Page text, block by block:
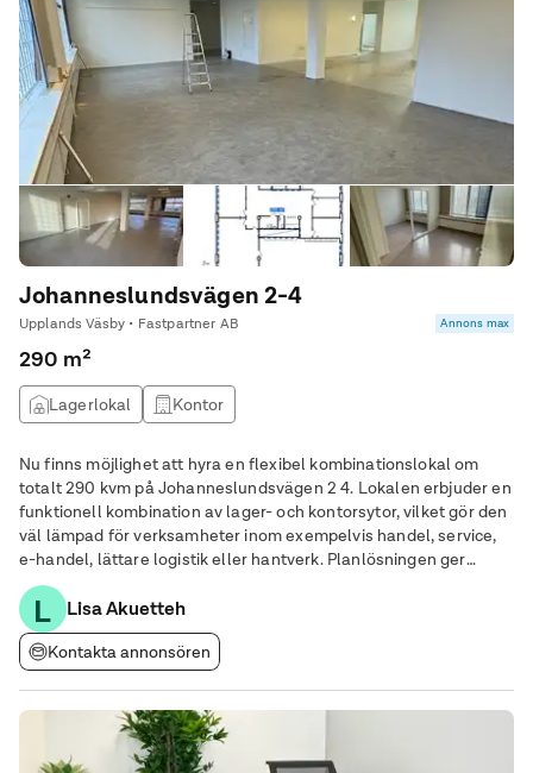
Johanneslundsvägen 2-4
Upplands Väsby • Fastpartner AB Annons max
290 m²
Lagerlokal Kontor
Nu finns möjlighet att hyra en flexibel kombinationslokal om
totalt 290 kvm på Johanneslundsvägen 2 4. Lokalen erbjuder en
funktionell kombination av lager- och kontorsytor, vilket gör den
väl lämpad för verksamheter inom exempelvis handel, service,
e-handel, lättare logistik eller hantverk. Planlösningen ger
effektiva arbetsytor med goda möjligheter att anpassa
dispositionen efter verksamhetens
L Lisa Akuetteh
Kontakta annonsören